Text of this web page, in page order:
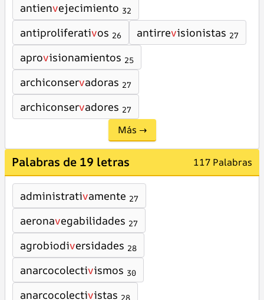
antienvejecimiento 32
antiproliferativos 26 antirrevisionistas 27
aprovisionamientos 25
archiconservadoras 27
archiconservadores 27
Más →
Palabras de 19 letras 117 Palabras
administrativamente 27
aeronavegabilidades 27
agrobiodiversidades 28
anarcocolectivismos 30
anarcocolectivistas 28